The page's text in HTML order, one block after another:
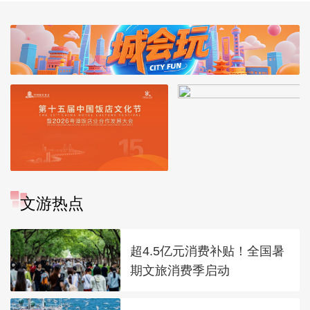
文游热点
超4.5亿元消费补贴！全国暑
期文旅消费季启动